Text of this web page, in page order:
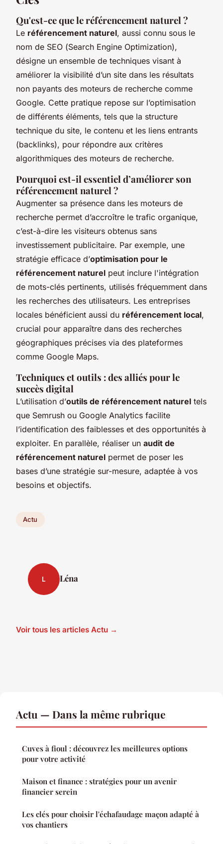
Qu'est-ce que leréférencement naturel ?
Le référencement naturel, aussi connu sous le
nom de SEO (Search Engine Optimization),
désigne un ensemble de techniques visant à
améliorer la visibilité d’un site dans les résultats
non payants des moteurs de recherche comme
Google. Cette pratique repose sur l’optimisation
de différents éléments, tels que la structure
technique du site, le contenu et les liens entrants
(backlinks), pour répondre aux critères
algorithmiques des moteurs de recherche.
Pourquoi est-il essentiel d’améliorer son
référencement naturel ?
Augmenter sa présence dans les moteurs de
recherche permet d’accroître le trafic organique,
c’est-à-dire les visiteurs obtenus sans
investissement publicitaire. Par exemple, une
stratégie efficace d’optimisation pour le
référencement naturel peut inclure l'intégration
de mots-clés pertinents, utilisés fréquemment dans
les recherches des utilisateurs. Les entreprises
locales bénéficient aussi du référencement local,
crucial pour apparaître dans des recherches
géographiques précises via des plateformes
comme Google Maps.
Techniques et outils : des alliés pour le
succès digital
L’utilisation d’outils de référencement naturel tels
que Semrush ou Google Analytics facilite
l’identification des faiblesses et des opportunités à
exploiter. En parallèle, réaliser un audit de
référencement naturel permet de poser les
bases d’une stratégie sur-mesure, adaptée à vos
besoins et objectifs.
Actu
L Léna
Voir tous les articles Actu →
Actu — Dans la même rubrique
Cuves à fioul : découvrez les meilleures options
pour votre activité
Maison et finance : stratégies pour un avenir
financier serein
Les clés pour choisir l'échafaudage maçon adapté à
vos chantiers